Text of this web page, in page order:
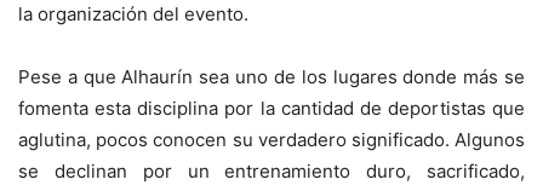
la organización del evento.
Pese a que Alhaurín sea uno de los lugares donde más se
fomenta esta disciplina por la cantidad de deportistas que
aglutina, pocos conocen su verdadero significado. Algunos
se declinan por un entrenamiento duro, sacrificado,